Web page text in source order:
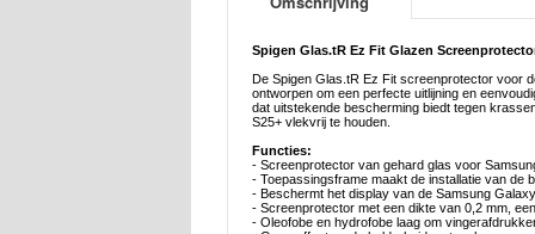
Spigen Glas.tR Ez Fit Glazen
De Spigen Glas.tR Ez Fit screenprotector voor
ontworpen om een perfecte uitlijning en
dat uitstekende bescherming biedt tegen
S25+ vlekvrij te houden.
Functies:
- Screenprotector van gehard glas voor
- Toepassingsframe maakt de installatie van de
- Beschermt het display van de Samsung
- Screenprotector met een dikte van 0,2 mm,
- Oleofobe en hydrofobe laag om